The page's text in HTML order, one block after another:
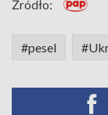
Źródło:
#pesel